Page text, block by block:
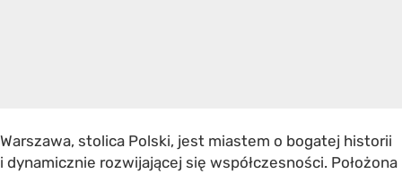
Warszawa, stolica Polski, jest miastem o bogatej historii
i dynamicznie rozwijającej się współczesności. Położona